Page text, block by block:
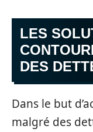
LES
DES
Dans le but
malgré des